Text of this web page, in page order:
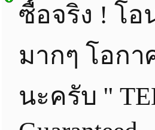
ซื้อจริง ! โอ
มากๆ โอก
นะครับ ''